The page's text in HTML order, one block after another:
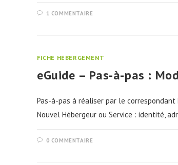
1 COMMENTAIRE
FICHE HÉBERGEMENT
eGuide – Pas-à-pas :
Pas-à-pas à réaliser par le
Nouvel Hébergeur ou Service : identité,
0 COMMENTAIRE